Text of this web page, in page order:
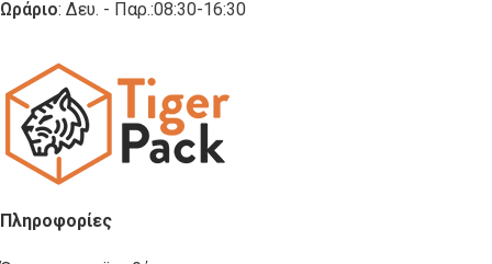
Ωράριο: Δευ. - Παρ.:08:30-16:30
Πληροφορίες